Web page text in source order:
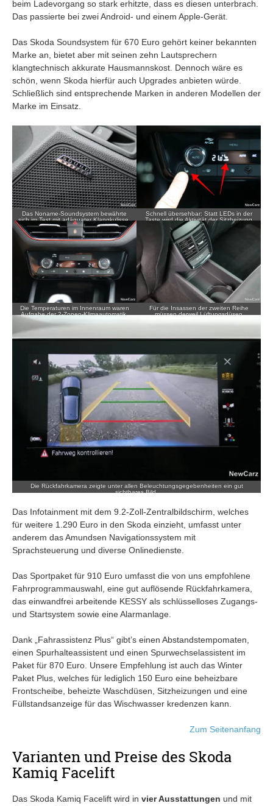
beim Ladevorgang so stark erhitzte, dass es diesen unterbrach.
Das passierte bei zwei Android- und einem Apple-Gerät.
Das Skoda Soundsystem für 670 Euro gehört keiner bekannten
Marke an, bietet aber mit seinen zehn Lautsprechern
klangtechnisch akkurate Hausmannskost. Dennoch wäre es
schön, wenn Skoda hierfür auch Upgrades anbieten würde.
Schließlich sind entsprechende Marken in anderen Modellen der
Marke im Einsatz.
Das Noname-Soundsystem bewährte
sich im Test mit adäquater Klangkulisse.
Schnell übersehbar: Statt LEDs in der
Taste wird die Aktivität der Sitzheizung
durch ein kleines Symbol angezeigt.
Die Temperaturen im Innenraum waren
Aufgabe der 2-Zonen-Klimaautomatik,
die teilweise recht laut zugange war.
Für die Insassen der zweiten Reihe
müssen derweil Lüftungsdüsen
Die Rückfahrkamera zeigte unter allen Beleuchtungsgegebenheiten ein gut
sichtbares Bild.
Das Infotainment mit dem 9.2-Zoll-Zentralbildschirm, welches
für weitere 1.290 Euro in den Skoda einzieht, umfasst unter
anderem das Amundsen Navigationssystem mit
Sprachsteuerung und diverse Onlinedienste.
Das Sportpaket für 910 Euro umfasst die von uns empfohlene
Fahrprogrammauswahl, eine gut auflösende Rückfahrkamera,
das einwandfrei arbeitende KESSY als schlüsselloses Zugangs-
und Startsystem sowie eine Alarmanlage.
Dank „Fahrassistenz Plus“ gibt’s einen Abstandstempomaten,
einen Spurhalteassistent und einen Spurwechselassistent im
Paket für 870 Euro. Unsere Empfehlung ist auch das Winter
Paket Plus, welches für lediglich 150 Euro eine beheizbare
Frontscheibe, beheizte Waschdüsen, Sitzheizungen und eine
Füllstandsanzeige für das Wischwasser kredenzen kann.
Zum Seitenanfang
Varianten und Preise des Skoda
Kamiq Facelift
Das Skoda Kamiq Facelift wird in vier Ausstattungen und mit